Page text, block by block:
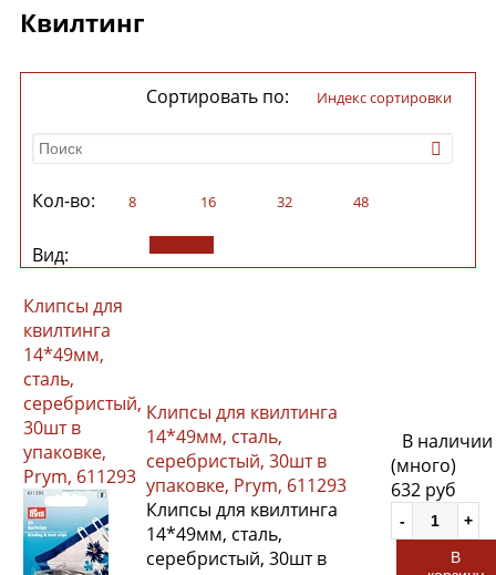
Квилтинг
Сортировать по: индекс сортировки
Кол-во: 8 16 32 48
Вид:
Клипсы для
квилтинга
14*49мм,
сталь,
серебристый,
30шт в
упаковке,
Prym, 611293
Клипсы для квилтинга
14*49мм, сталь,
серебристый, 30шт в
упаковке, Prym, 611293
Клипсы для квилтинга
14*49мм, сталь,
серебристый, 30шт в
В наличии
(много)
632 руб
В